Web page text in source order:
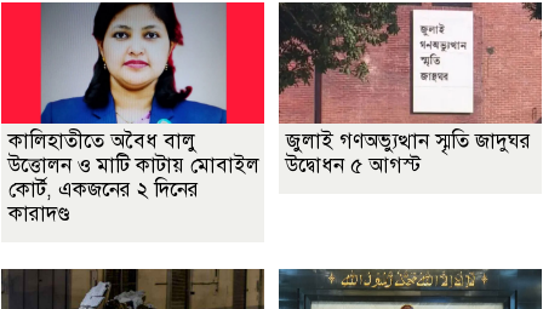
কালিহাতীতে অবৈধ বালু
উত্তোলন ও মাটি কাটায় মোবাইল
কোর্ট, একজনের ২ দিনের
কারাদণ্ড
জুলাই গণঅভ্যুত্থান স্মৃতি জাদুঘর
উদ্বোধন ৫ আগস্ট